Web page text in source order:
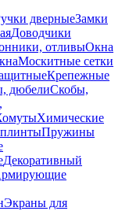
дверныеЗамки
Доводчики
отливыОкна
Москитные сетки
Крепежные
дюбелиСкобы,
Химические
Пружины
Декоративный
Экраны для